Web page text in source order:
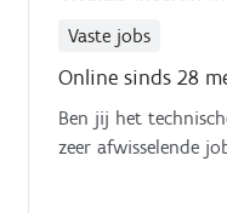
Vaste jobs
Online sinds 28
Ben jij het
zeer afwisselende